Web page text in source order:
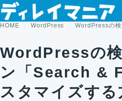
コンテンツへスキップ
HOME WordPress WordPressの
WordPressの
ン「Search &
スタマイズする